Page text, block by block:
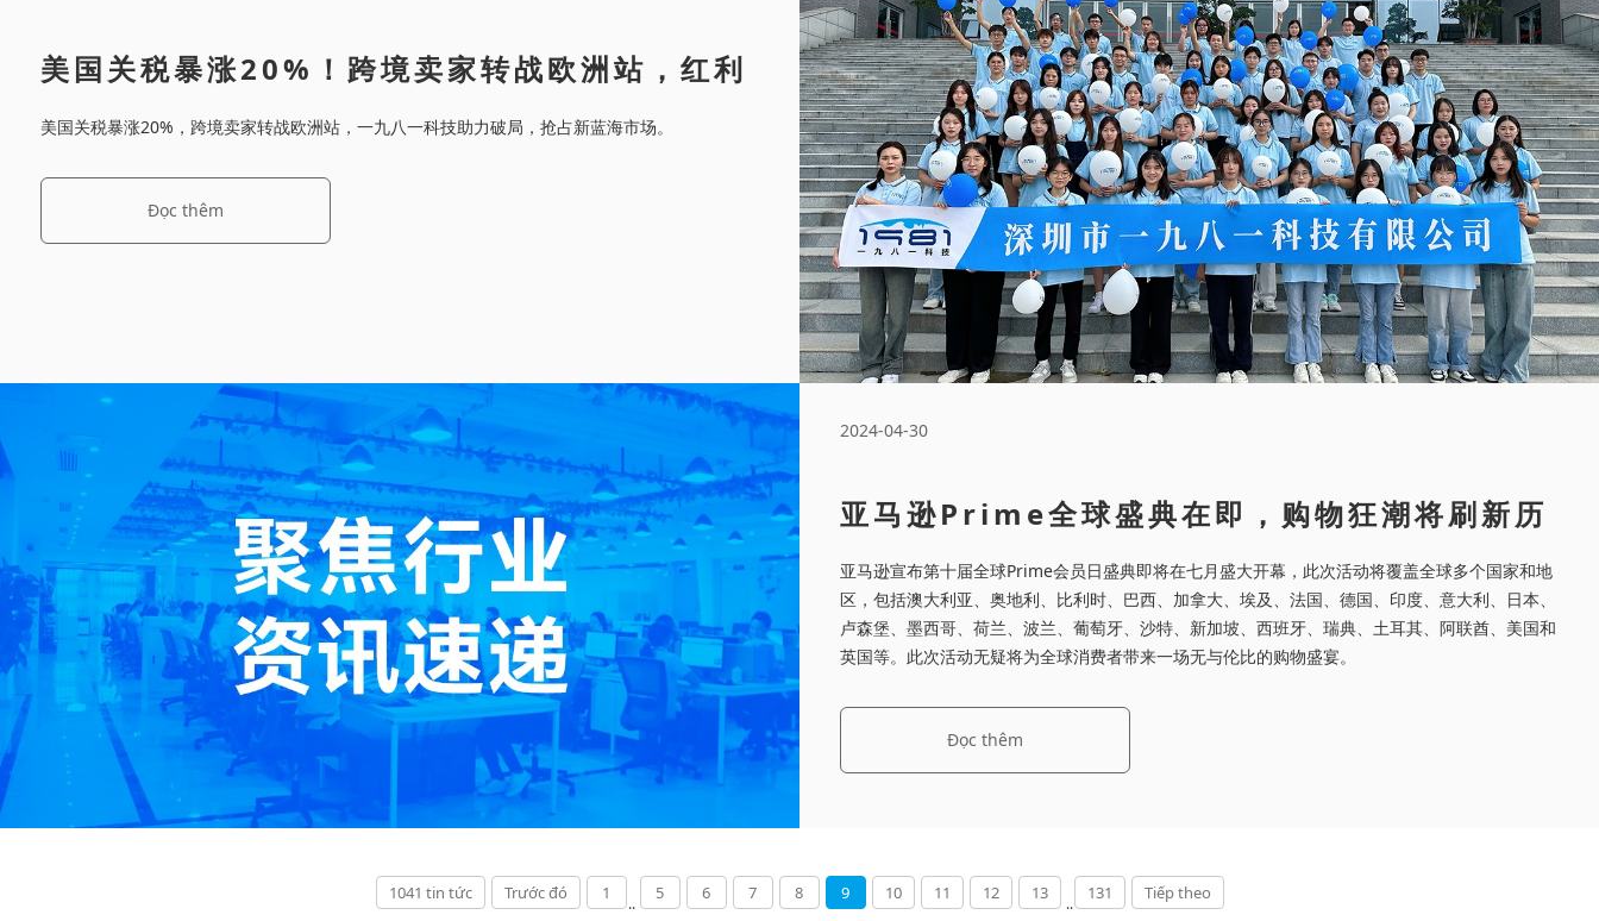
美国关税暴涨20%！跨境卖家转战欧洲站，红利
抢先抓！
美国关税暴涨20%，跨境卖家转战欧洲站，一九八一科技助力破局，抢占新蓝海市场。
Đọc thêm
2024-04-30
亚马逊Prime全球盛典在即，购物狂潮将刷新历
史！
亚马逊宣布第十届全球Prime会员日盛典即将在七月盛大开幕，此次活动将覆盖全球多个国家和地
区，包括澳大利亚、奥地利、比利时、巴西、加拿大、埃及、法国、德国、印度、意大利、日本、
卢森堡、墨西哥、荷兰、波兰、葡萄牙、沙特、新加坡、西班牙、瑞典、土耳其、阿联酋、美国和
英国等。此次活动无疑将为全球消费者带来一场无与伦比的购物盛宴。
Đọc thêm
1041 tin tức Trước đó 1
..
5 6 7 8 9 10 11 12 13
..
131 Tiếp theo